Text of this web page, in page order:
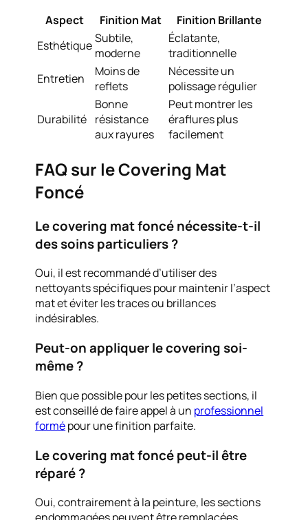
Aspect Finition Mat
Finition Brillante
EsthétiqueSubtile,
moderne
Éclatante,
traditionnelle
Entretien
Moins de
reflets
Nécessite un
polissage régulier
Durabilité
Bonne
résistance
aux rayures
Peut montrer les
éraflures plus
facilement
FAQ sur le Covering Mat
Foncé
Le covering mat foncé nécessite-t-il
des soins particuliers ?
Oui, il est recommandé d’utiliser des
nettoyants spécifiques pour maintenir l’aspect
mat et éviter les traces ou brillances
indésirables.
Peut-on appliquer le covering soi-
même ?
Bien que possible pour les petites sections, il
est conseillé de faire appel à un professionnel
formépour une finition parfaite.
Le covering mat foncé peut-il être
réparé ?
Oui, contrairement à la peinture, les sections